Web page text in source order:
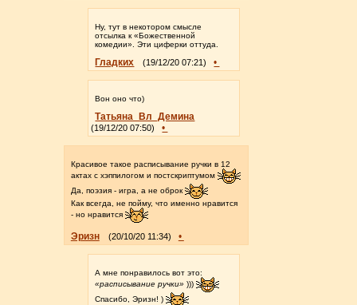
Ну, тут в некотором смысле
отсылка к «Божественной
комедии». Эти циферки оттуда.
Гладких (19/12/20 07:21) •
Вон оно что)
Татьяна_Вл_Демина
(19/12/20 07:50) •
Красивое такое расписывание ручки в 12
актах с хэппилогом и постскриптумом
Да, поэзия - игра, а не оброк
Как всегда, не пойму, что именно нравится
- но нравится
Эризн (20/10/20 11:34) •
А мне понравилось вот это:
«расписывание ручки» )))
Спасибо, Эризн! )